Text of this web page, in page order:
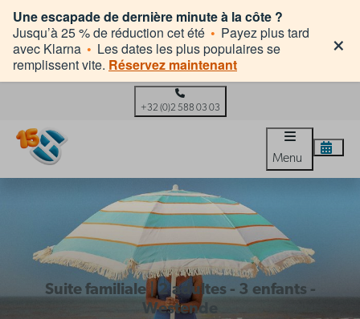
Une escapade de dernière minute à la côte ?
Jusqu’à 25 % de réduction cet été • Payez plus tard
avec Klarna • Les dates les plus populaires se
remplissent vite. Réservez maintenant
×
+32 (0)2 588 03 03
Menu
Suite familiale | 2 adultes - 3 enfants -
Westende